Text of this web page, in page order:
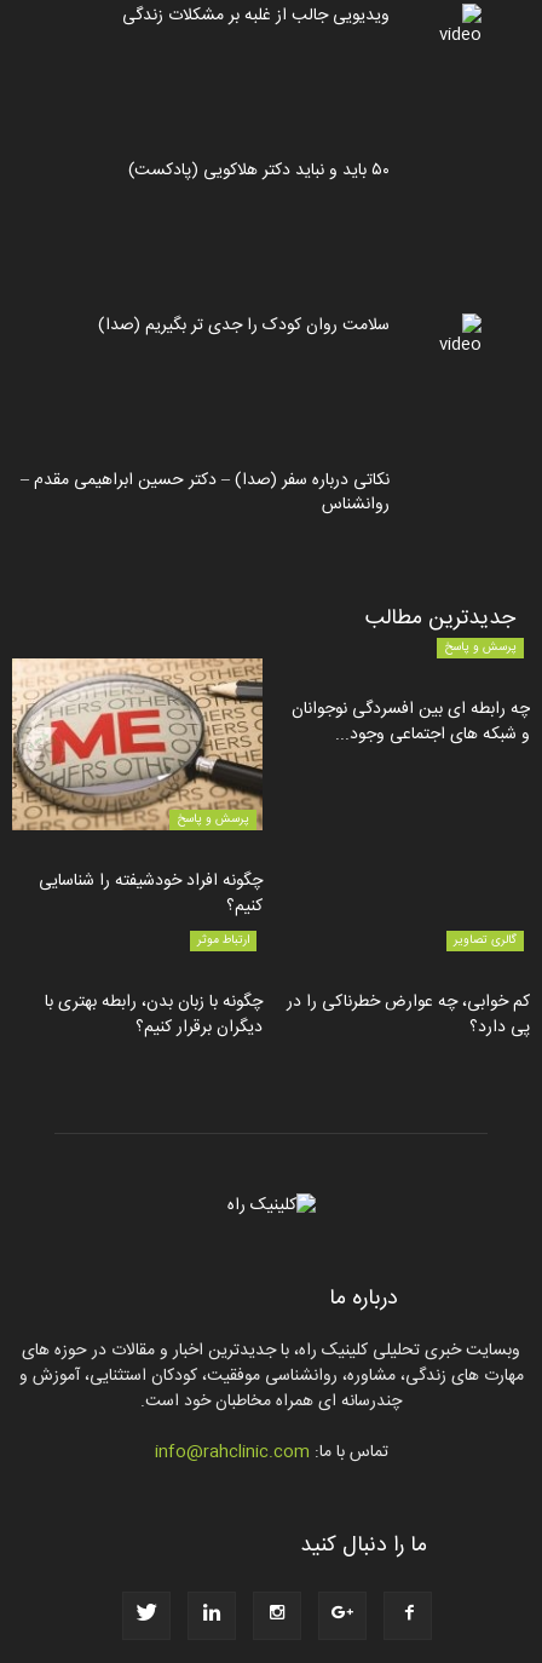
ویدیویی جالب از غلبه بر مشکلات زندگی
۵۰ باید و نباید دکتر هلاکویی (پادکست)
سلامت روان کودک را جدی تر بگیریم (صدا)
نکاتی درباره سفر (صدا) – دکتر حسین ابراهیمی مقدم –
روانشناس
جدیدترین مطالب
پرسش و پاسخ
چگونه افراد خودشیفته را شناسایی
کنیم؟
پرسش و پاسخ
چه رابطه ای بین افسردگی نوجوانان
و شبکه های اجتماعی وجود...
ارتباط موثر
چگونه با زبان بدن، رابطه بهتری با
دیگران برقرار کنیم؟
گالری تصاویر
کم خوابی، چه عوارض خطرناکی را در
پی دارد؟
درباره ما
وبسایت خبری تحلیلی کلینیک راه، با جدیدترین اخبار و مقالات در حوزه های
مهارت های زندگی، مشاوره، روانشناسی موفقیت، کودکان استثنایی، آموزش و
چندرسانه ای همراه مخاطبان خود است.
تماس با ما: info@rahclinic.com
ما را دنبال کنید